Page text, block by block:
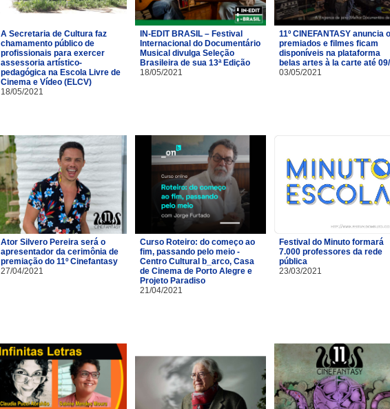
A Secretaria de Cultura faz
chamamento público de
profissionais para exercer
assessoria artístico-
pedagógica na Escola Livre de
Cinema e Vídeo (ELCV)
18/05/2021
IN-EDIT BRASIL – Festival
Internacional do Documentário
Musical divulga Seleção
Brasileira de sua 13ª Edição
18/05/2021
11º CINEFANTASY anuncia
premiados e filmes ficam
disponíveis na plataforma
belas artes à la carte até
03/05/2021
Ator Silvero Pereira será o
apresentador da cerimônia de
premiação do 11º Cinefantasy
27/04/2021
Curso Roteiro: do começo ao
fim, passando pelo meio -
Centro Cultural b_arco, Casa
de Cinema de Porto Alegre e
Projeto Paradiso
21/04/2021
Festival do Minuto formará
7.000 professores da rede
pública
23/03/2021